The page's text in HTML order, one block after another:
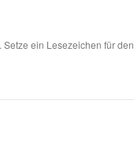
Setze ein Lesezeichen für den